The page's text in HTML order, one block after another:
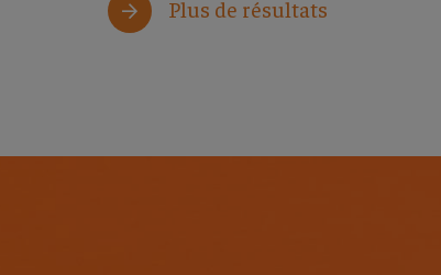
Plus de résultats